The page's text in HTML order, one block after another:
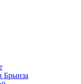
Брынза